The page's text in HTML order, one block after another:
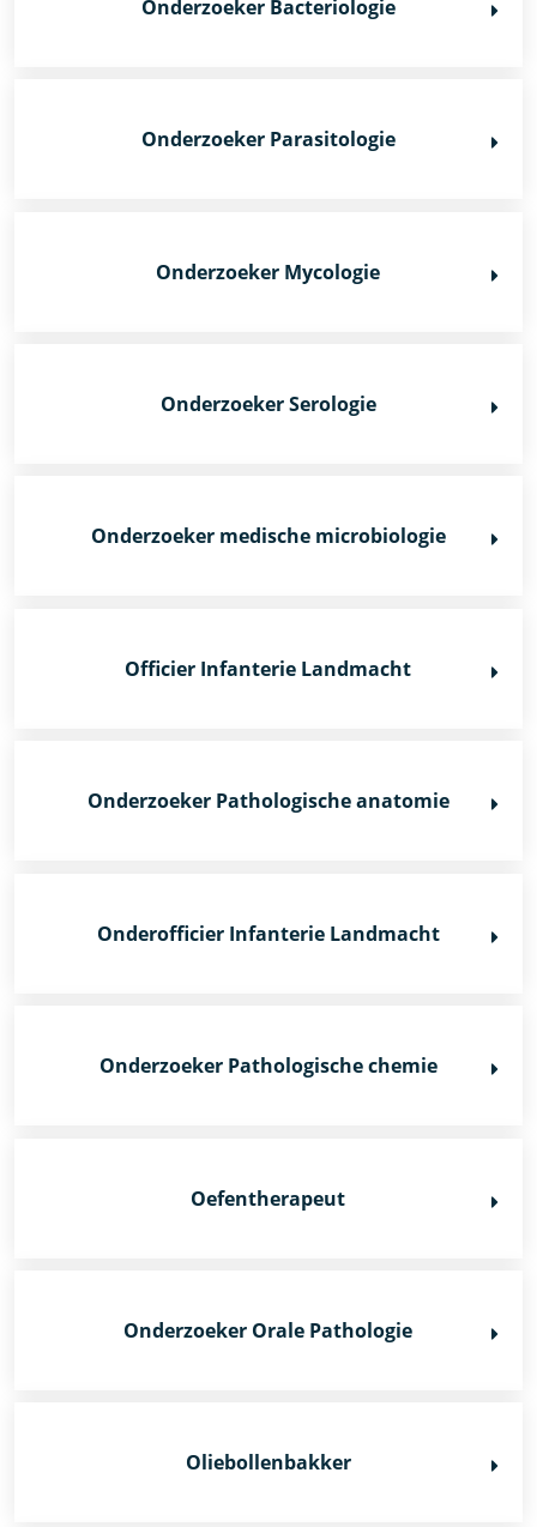
Onderzoeker Bacteriologie
Onderzoeker Parasitologie
Onderzoeker Mycologie
Onderzoeker Serologie
Onderzoeker medische microbiologie
Officier Infanterie Landmacht
Onderzoeker Pathologische anatomie
Onderofficier Infanterie Landmacht
Onderzoeker Pathologische chemie
Oefentherapeut
Onderzoeker Orale Pathologie
Oliebollenbakker